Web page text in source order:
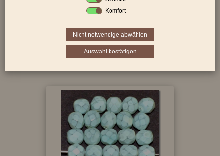
Sie befinden sich in folgender Kategorie:
Komfort
Nicht notwendige abwählen
Auswahl bestätigen